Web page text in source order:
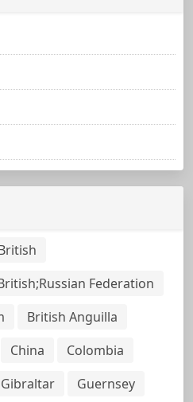
Federation
British Anguilla
China
Colombia
Gibraltar
Guernsey